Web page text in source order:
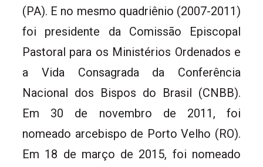
(PA). E no mesmo quadriênio (2007-2011)
foi presidente da Comissão Episcopal
Pastoral para os Ministérios Ordenados e
a Vida Consagrada da Conferência
Nacional dos Bispos do Brasil (CNBB).
Em 30 de novembro de 2011, foi
nomeado arcebispo de Porto Velho (RO).
Em 18 de março de 2015, foi nomeado